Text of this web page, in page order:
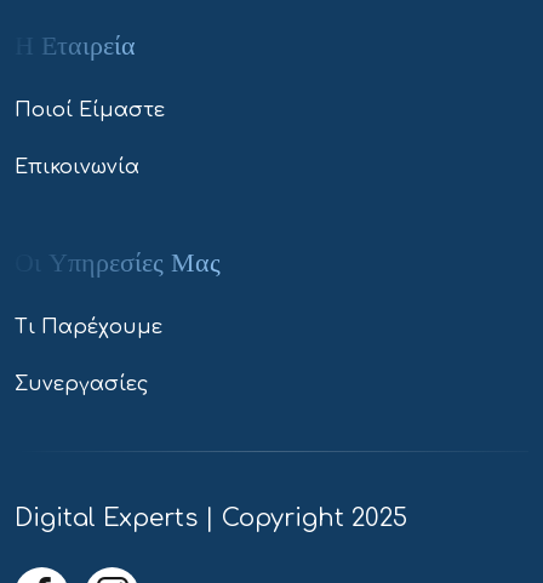
Η Εταιρεία
Ποιοί Είμαστε
Επικοινωνία
Οι Υπηρεσίες Μας
Τι Παρέχουμε
Συνεργασίες
Digital Experts | Copyright 2025